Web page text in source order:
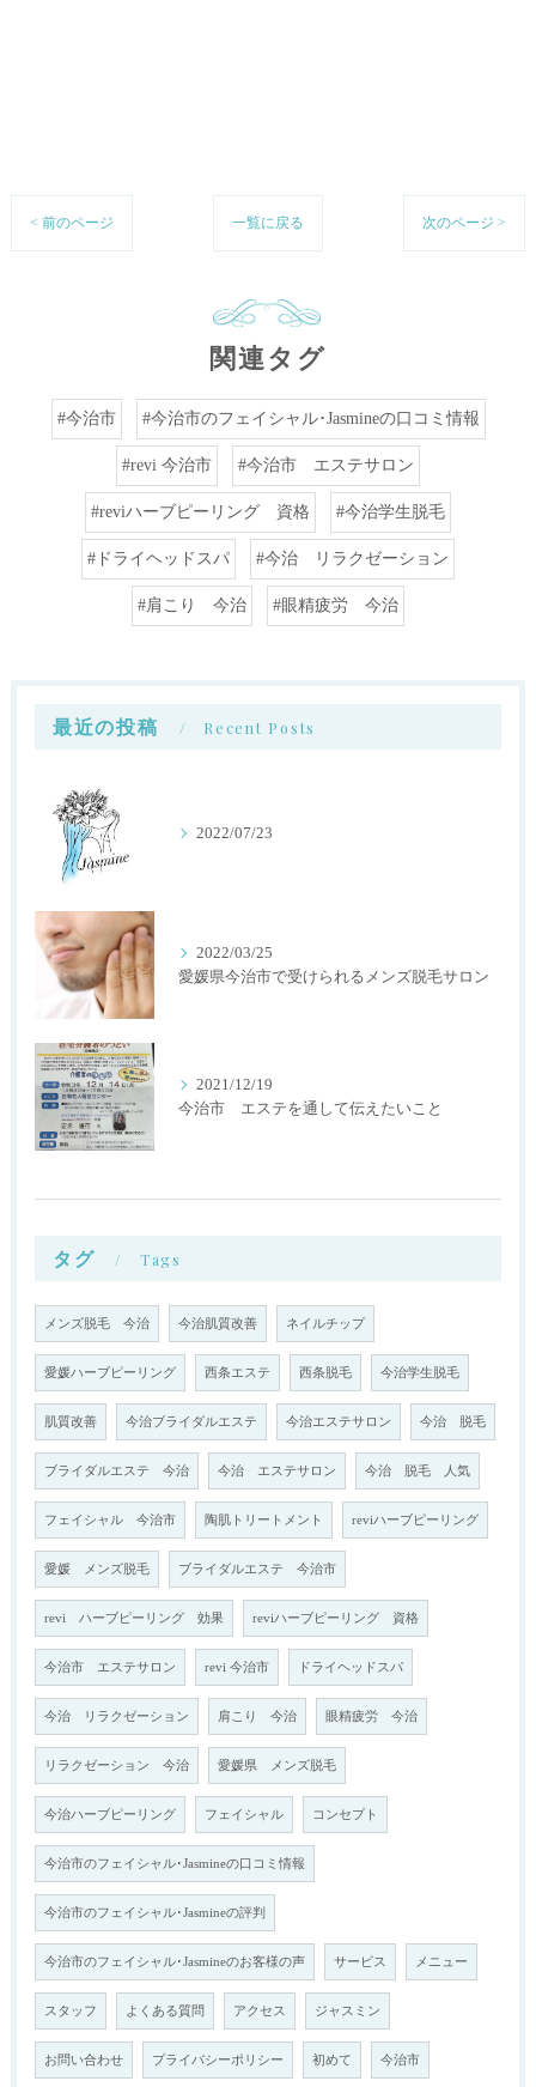
< 前のページ 一覧に戻る 次のページ >
関連タグ
#今治市 #今治市のフェイシャル･Jasmineの口コミ情報
#revi 今治市 #今治市 エステサロン
#reviハーブピーリング 資格 #今治学生脱毛
#ドライヘッドスパ #今治 リラクゼーション
#肩こり 今治 #眼精疲労 今治
最近の投稿 Recent Posts
2022/07/23
2022/03/25
愛媛県今治市で受けられるメンズ脱毛サロン
2021/12/19
今治市 エステを通して伝えたいこと
タグ Tags
メンズ脱毛 今治 今治肌質改善 ネイルチップ
愛媛ハーブピーリング 西条エステ 西条脱毛 今治学生脱毛
肌質改善 今治ブライダルエステ 今治エステサロン 今治 脱毛
ブライダルエステ 今治 今治 エステサロン 今治 脱毛 人気
フェイシャル 今治市 陶肌トリートメント reviハーブピーリング
愛媛 メンズ脱毛 ブライダルエステ 今治市
revi ハーブピーリング 効果 reviハーブピーリング 資格
今治市 エステサロン revi 今治市 ドライヘッドスパ
今治 リラクゼーション 肩こり 今治 眼精疲労 今治
リラクゼーション 今治 愛媛県 メンズ脱毛
今治ハーブピーリング フェイシャル コンセプト
今治市のフェイシャル･Jasmineの口コミ情報
今治市のフェイシャル･Jasmineの評判
今治市のフェイシャル･Jasmineのお客様の声 サービス メニュー
スタッフ よくある質問 アクセス ジャスミン
お問い合わせ プライバシーポリシー 初めて 今治市